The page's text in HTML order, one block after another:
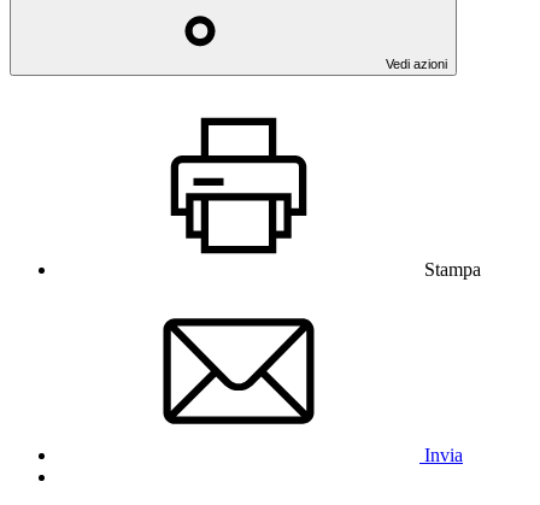
Vedi azioni
Stampa
Invia